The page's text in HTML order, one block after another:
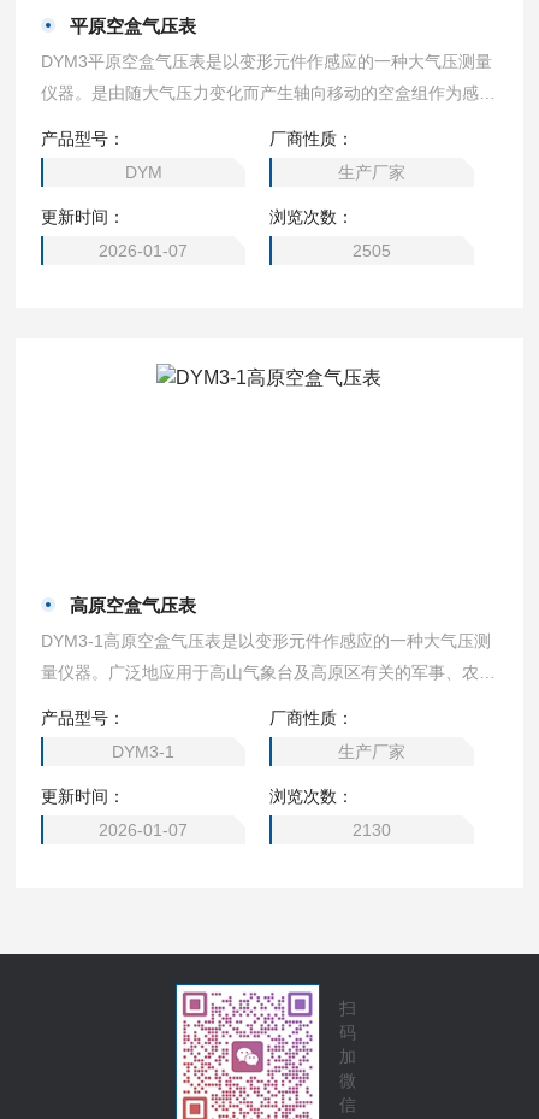
平原空盒气压表
DYM3平原空盒气压表是以变形元件作感应的一种大气压测量
仪器。是由随大气压力变化而产生轴向移动的空盒组作为感应
力值。广泛地应用于气象、军事、航空、航海、农业、测量、
地质、工矿企业和科研等领域，成为测量大气压力的常规仪
器。
产品型号：
DYM
厂商性质：
生产厂家
更新时间：
2026-01-07
浏览次数：
2505
高原空盒气压表
DYM3-1高原空盒气压表是以变形元件作感应的一种大气压测
量仪器。广泛地应用于高山气象台及高原区有关的军事、农
产品型号：
DYM3-1
厂商性质：
生产厂家
更新时间：
2026-01-07
浏览次数：
2130
扫
码
加
微
信